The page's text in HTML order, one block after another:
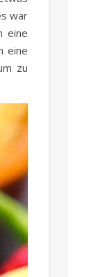
war
eine
eine
zu